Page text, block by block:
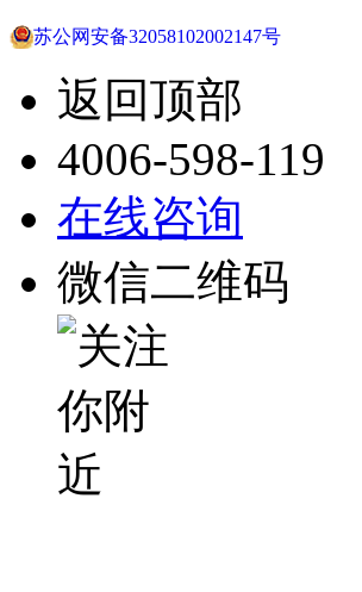
苏公网安备32058102002147号
返回顶部
4006-598-119
在线咨询
微信二维码